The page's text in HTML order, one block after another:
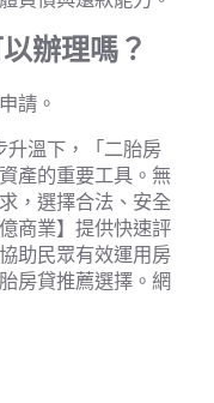
辦理嗎？
請。
溫下，「二胎房
產的重要工具。無
，選擇合法、安全
商業】提供快速評
助民眾有效運用房
房貸推薦選擇。網